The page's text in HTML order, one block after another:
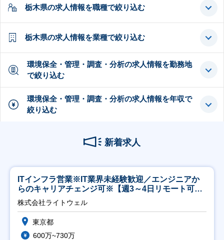
栃木県の求人情報を職種で絞り込む
栃木県の求人情報を業種で絞り込む
環境保全・管理・調査・分析の求人情報を勤務地
で絞り込む
環境保全・管理・調査・分析の求人情報を年収で
絞り込む
新着求人
ITインフラ営業※IT業界未経験歓迎／エンジニアか
らのキャリアチェンジ可※【週3～4日リモート可
能】
株式会社ライトウェル
東京都
600万~730万